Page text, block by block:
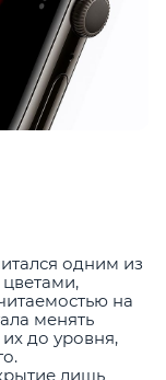
одним из
на
менять
до уровня,
лишь